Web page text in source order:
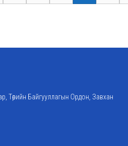
Төрийн Байгууллагын Ордон, Завхан